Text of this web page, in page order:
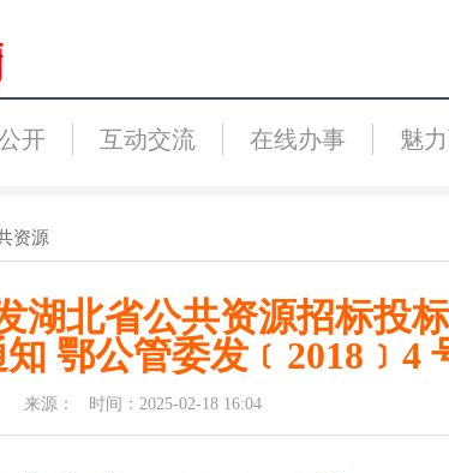
开 互动交流 在线办事 魅
资源
湖北省公共资源招标投
鄂公管委发﹝2018﹞4
来源： 时间：2025-02-18 16:04